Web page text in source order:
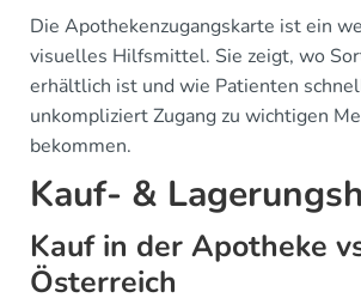
Die Apothekenzugangskarte ist ein
visuelles Hilfsmittel. Sie zeigt, wo
erhältlich ist und wie Patienten
unkompliziert Zugang zu wichtigen
bekommen.
Kauf- &
Kauf in der Apotheke
Österreich